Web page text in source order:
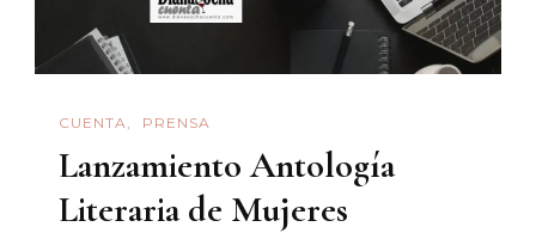
CUENTA PRENSA
Lanzamiento Antología
Literaria de Mujeres